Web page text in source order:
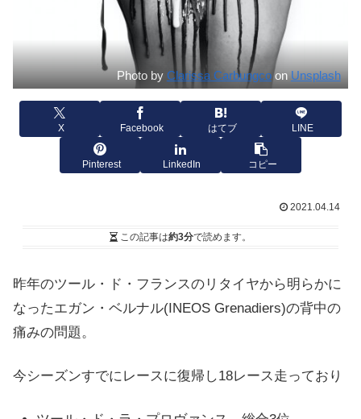
Photo by Clarissa CarbungcoonUnsplash
X Facebook はてブ LINE
Pinterest LinkedIn コピー
2021.04.14
この記事は約3分で読めます。
昨年のツール・ド・フランスのリタイヤから明らかに
なったエガン・ベルナル(INEOS Grenadiers)の背中の
痛みの問題。
今シーズンすでにレースに復帰し18レース走っており